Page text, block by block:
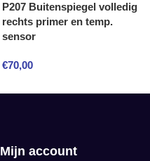
P207 Buitenspiegel volledig
rechts primer en temp.
sensor
€70,00
Mijn account